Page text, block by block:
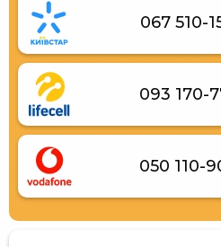
067 510-
093 170-
050 110-